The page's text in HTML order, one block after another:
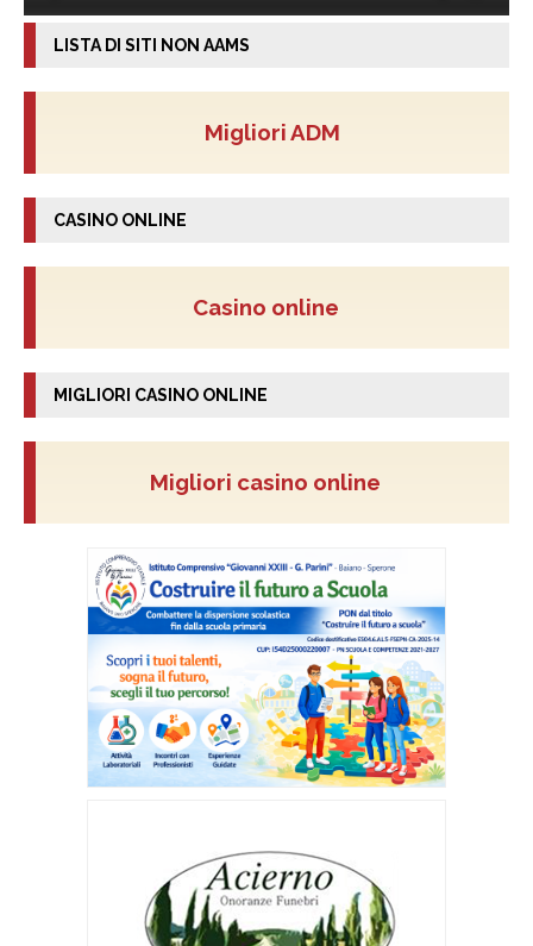
LISTA DI SITI NON AAMS
Migliori ADM
CASINO ONLINE
Casino online
MIGLIORI CASINO ONLINE
Migliori casino online